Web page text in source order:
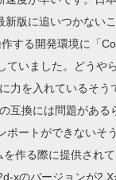
新版に追いつかない
する開発環境に「
ていました。どう
力を入れているそう
互換には問題があ
ポートができないそ
作る際に提供され
xのバージョンが